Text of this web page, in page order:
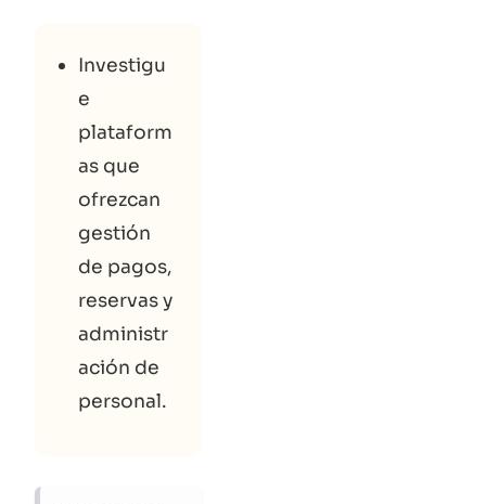
Investigu
e
plataform
as que
ofrezcan
gestión
de pagos,
reservas y
administr
ación de
personal.